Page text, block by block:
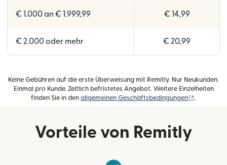
€ 1.000 an € 1.999,99 € 14,99
€ 2.000 oder mehr € 20,99
Keine Gebühren auf die erste Überweisung mit Remitly. Nur Neukunden.
Einmal pro Kunde. Zeitlich befristetes Angebot. Weitere Einzelheiten
finden Sie in den allgemeinen Geschäftsbedingungen .
Vorteile von Remitly